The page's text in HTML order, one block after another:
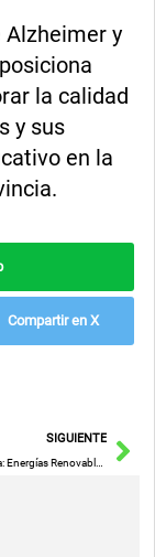
Alzheimer y
la calidad
y sus
en la
Compartir en X
SIGUIENTE
Debate en Almansa: Energías Renovables, Impacto Rural y Oportunidades de Empleo en la Sede de UGT